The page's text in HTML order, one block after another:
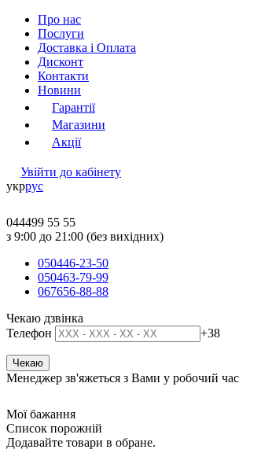
Про нас
Послуги
Доставка і Оплата
Дисконт
Контакти
Новини
Гарантії
Магазини
Акції
Увійти до кабінету
укррус
044499 55 55
з 9:00 до 21:00 (без вихідних)
050446-23-50
050463-79-99
067656-88-88
Чекаю дзвінка
Телефон
+38
Менеджер зв'яжеться з Вами у робочий час
Мої бажання
Список порожній
Додавайте товари в обране.